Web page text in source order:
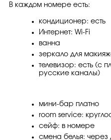
В каждом номере есть:
кондиционер: есть
Интернет: Wi-Fi
ванна
зеркало для
телевизор: есть (с
русские каналы)
мини-бар платно
room service:
сейф: в номере
смена белья: через